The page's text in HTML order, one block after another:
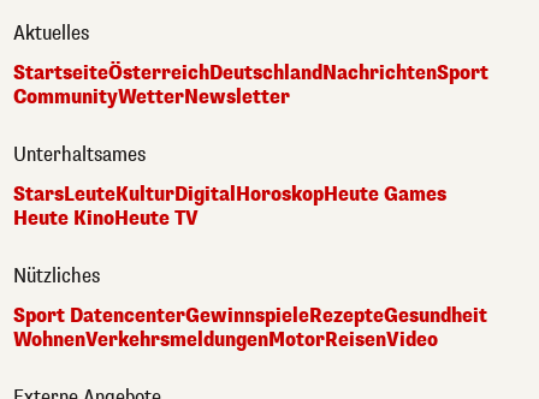
Aktuelles
StartseiteÖsterreichDeutschlandNachrichtenSport
CommunityWetterNewsletter
Unterhaltsames
StarsLeuteKulturDigital HoroskopHeute Games
Heute KinoHeute TV
Nützliches
Sport DatencenterGewinnspieleRezepteGesundheit
WohnenVerkehrsmeldungenMotorReisenVideo